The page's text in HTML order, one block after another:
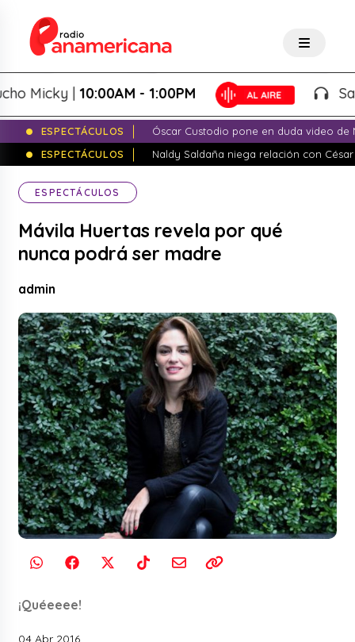
|10:00AM - 1:00PM Salsa
ESPECTÁCULOS
Óscar Custodio pone en duda video de
ESPECTÁCULOS
Naldy Saldaña niega relación con
ESPECTÁCULOS
Mávila Huertas revela por qué
nunca podrá ser madre
admin
¡Quéeeee!
04 Abr 2016